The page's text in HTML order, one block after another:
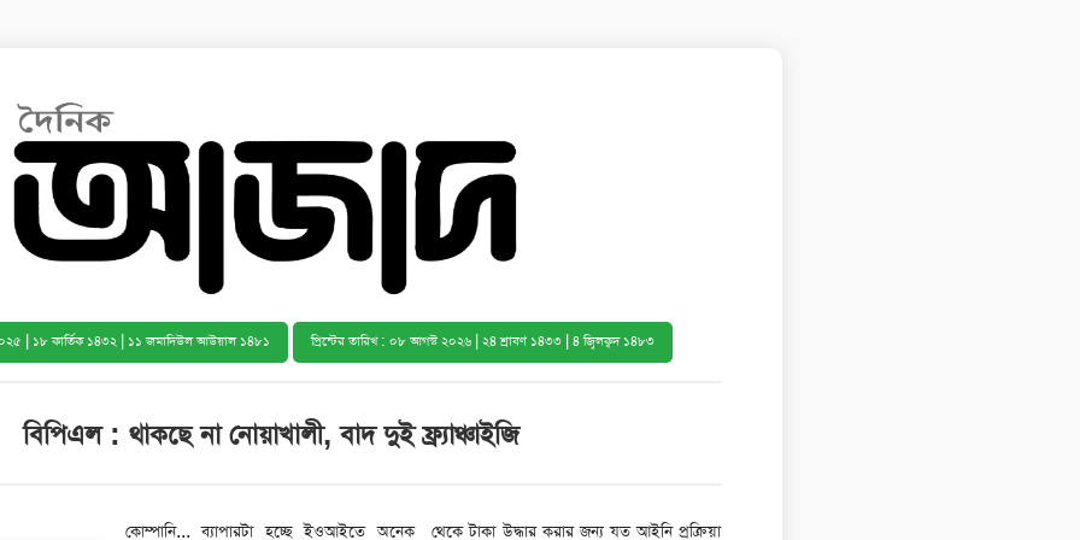
১৮ কার্তিক ১৪৩২| ১১ জমাদিউল আউয়াল ১৪৮১ প্রিন্টের তারিখ : ০৮ আগস্ট ২০২৬ | ২৪ শ্রাবণ ১৪৩৩ | ৪ জ্বিলক্বদ ১৪৮৩
বিপিএল : থাকছে না নোয়াখালী, বাদ দুই ফ্র্যাঞ্চাইজি
কোম্পানি... ব্যাপারটা হচ্ছে ইওআইতে অনেক
থেকে টাকা উদ্ধার করার জন্য যত আইনি প্রক্রিয়া